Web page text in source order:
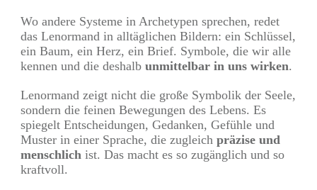
Wo andere Systeme in Archetypen sprechen, redet
das Lenormand in alltäglichen Bildern: ein Schlüssel,
ein Baum, ein Herz, ein Brief. Symbole, die wir alle
kennen und die deshalb unmittelbar in uns wirken.
Lenormand zeigt nicht die große Symbolik der Seele,
sondern die feinen Bewegungen des Lebens. Es
spiegelt Entscheidungen, Gedanken, Gefühle und
Muster in einer Sprache, die zugleich präzise und
menschlich ist. Das macht es so zugänglich und so
kraftvoll.